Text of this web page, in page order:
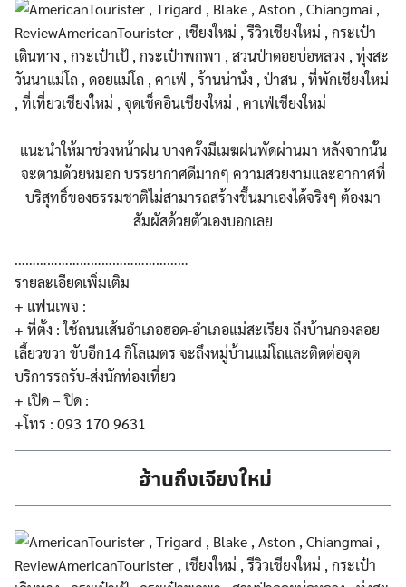
แนะนำให้มาช่วงหน้าฝน บางครั้งมีเมฆฝนพัดผ่านมา หลังจากนั้น
จะตามด้วยหมอก บรรยากาศดีมากๆ ความสวยงามและอากาศที่
บริสุทธิ์ของธรรมชาติไม่สามารถสร้างขึ้นมาเองได้จริงๆ ต้องมา
สัมผัสด้วยตัวเองบอกเลย
…………………………………………
รายละเอียดเพิ่มเติม
+ แฟนเพจ :
+ ที่ตั้ง : ใช้ถนนเส้นอำเภอฮอด-อำเภอแม่สะเรียง ถึงบ้านกองลอย
เลี้ยวขวา ขับอีก14 กิโลเมตร จะถึงหมู่บ้านแม่โถและติดต่อจุด
บริการรถรับ-ส่งนักท่องเที่ยว
+ เปิด – ปิด :
+โทร : 093 170 9631
ฮ้านถึงเจียงใหม่